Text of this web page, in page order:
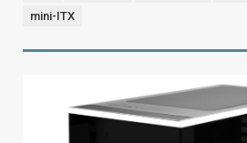
mini-ITX